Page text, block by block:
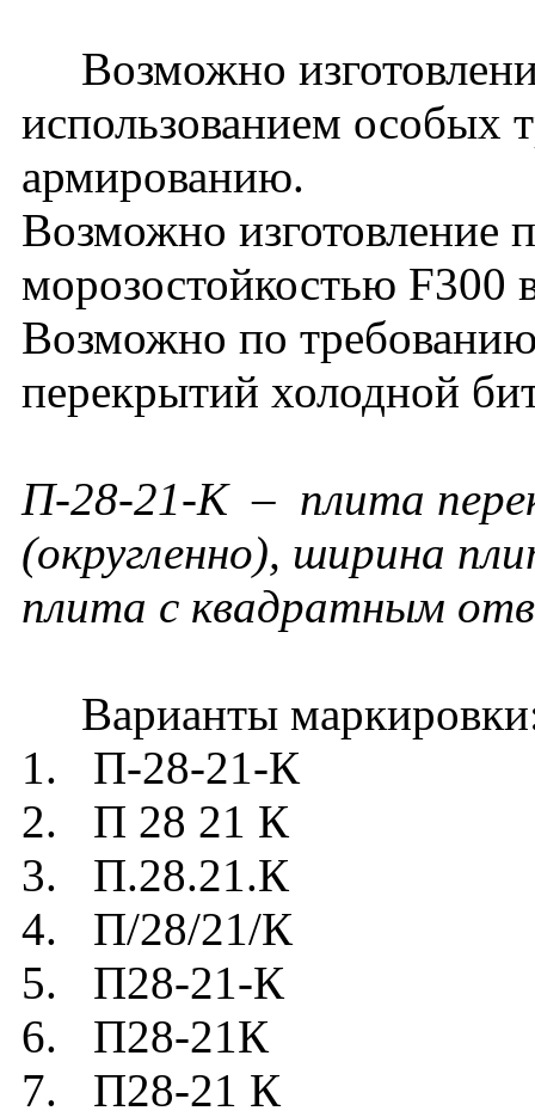
Возможно
использованием особых
армированию.
Возможно изготовление
морозостойкостью F300
Возможно по
перекрытий холодной
П-28-21-К – плита
(округленно), ширина
плита с квадратным
Варианты
1. П-28-21-К
2. П 28 21 К
3. П.28.21.К
4. П/28/21/К
5. П28-21-К
6. П28-21К
7. П28-21 К